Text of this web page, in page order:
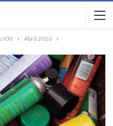
XXI Abril 2026